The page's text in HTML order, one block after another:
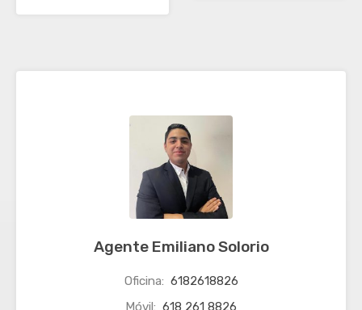
Agente Emiliano Solorio
Oficina: 6182618826
Móvil: 618 261 8826